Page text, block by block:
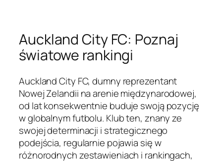
Auckland City FC: Poznaj
światowe rankingi
Auckland City FC, dumny reprezentant
Nowej Zelandii na arenie międzynarodowej,
od lat konsekwentnie buduje swoją pozycję
w globalnym futbolu. Klub ten, znany ze
swojej determinacji i strategicznego
podejścia, regularnie pojawia się w
różnorodnych zestawieniach i rankingach,